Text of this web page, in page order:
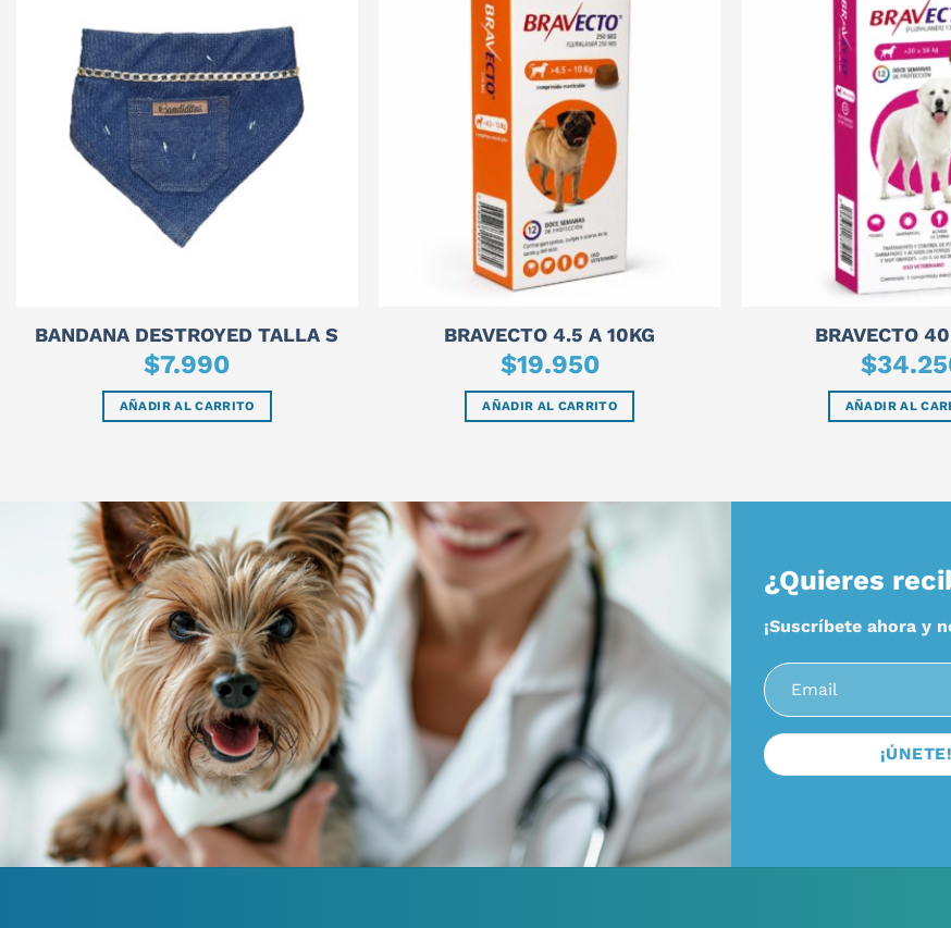
BANDANA DESTROYED TALLA S
$7.990
AÑADIR AL CARRITO
BRAVECTO 4.5 A 10KG
$19.950
AÑADIR AL CARRITO
BRAVECTO
$
AÑADIR AL
¿Quieres
¡Suscríbete ahora y